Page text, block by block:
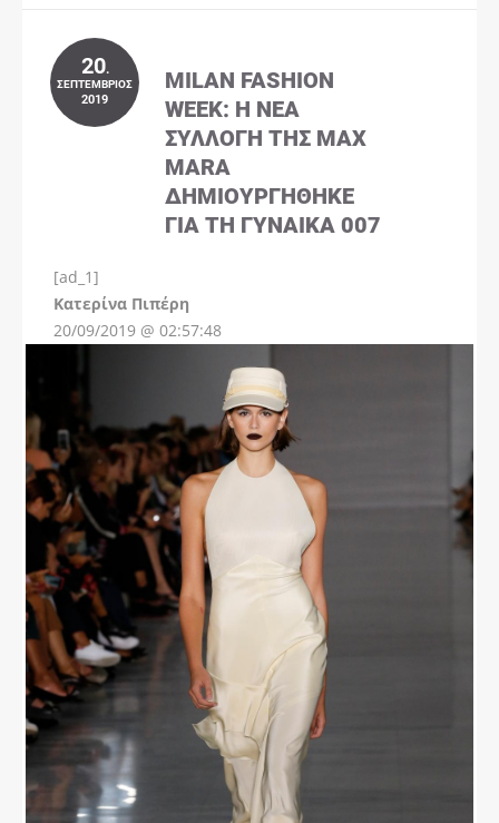
20.
ΣΕΠΤΈΜΒΡΙΟΣ
2019
MILAN FASHION
WEEK: Η ΝΈΑ
ΣΥΛΛΟΓΉ ΤΗΣ MAX
MARA
ΔΗΜΙΟΥΡΓΉΘΗΚΕ
ΓΙΑ ΤΗ ΓΥΝΑΊΚΑ 007
[ad_1]
Kατερίνα Πιπέρη
20/09/2019 @ 02:57:48